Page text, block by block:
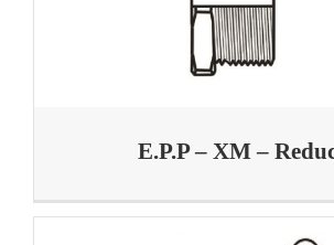
E.P.P – XM –